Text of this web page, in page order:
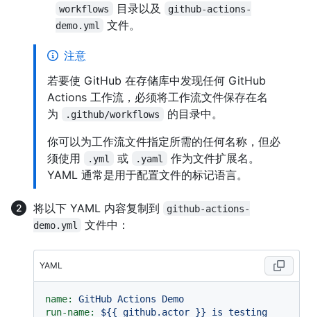
workflows 目录以及
github-actions-
demo.yml
文件。
注意
若要使 GitHub 在存储库中发现任何 GitHub
Actions 工作流，必须将工作流文件保存在名
为
.github/workflows
的目录中。
你可以为工作流文件指定所需的任何名称，但必
须使用
.yml 或 .yaml
作为文件扩展名。
YAML 通常是用于配置文件的标记语言。
将以下 YAML 内容复制到
github-actions-
demo.yml
文件中：
YAML
name: GitHub Actions
Demo
run-name:
${{ github.actor }} is testing